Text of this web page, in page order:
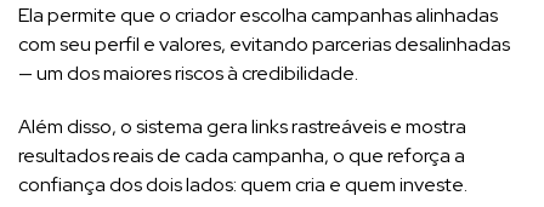
Ela permite que o criador escolha campanhas alinhadas
com seu perfil e valores, evitando parcerias desalinhadas
— um dos maiores riscos à credibilidade.
Além disso, o sistema gera links rastreáveis e mostra
resultados reais de cada campanha, o que reforça a
confiança dos dois lados: quem cria e quem investe.